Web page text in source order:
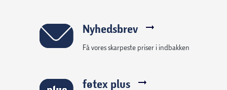
Nyhedsbrev
Få vores skarpeste priser i indbakken
føtex plus